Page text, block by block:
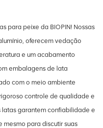
para peixe da BIOPIN! Nossas
oferecem vedação
e um acabamento
embalagens de lata
com o meio ambiente
controle de qualidade e
garantem confiabilidade e
mesmo para discutir suas